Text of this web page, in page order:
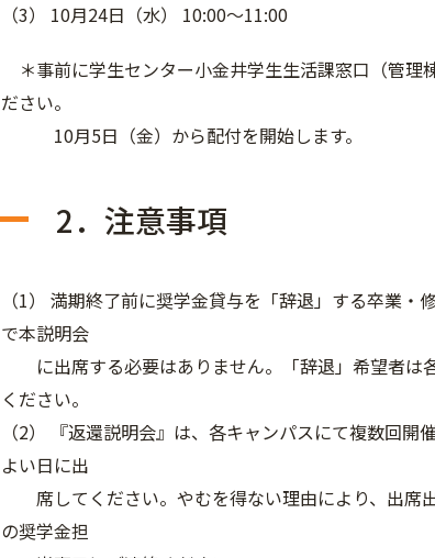
（3） 10月24日（水） 10:00～11:00
＊事前に学生センター小金井学生生活課窓口（管理
ださい。
10月5日（金）から配付を開始します。
2．注意事項
（1） 満期終了前に奨学金貸与を「辞退」する卒業
で本説明会
に出席する必要はありません。「辞退」希望者は
ください。
（2） 『返還説明会』は、各キャンパスにて複数回
よい日に出
席してください。やむを得ない理由により、出席
の奨学金担